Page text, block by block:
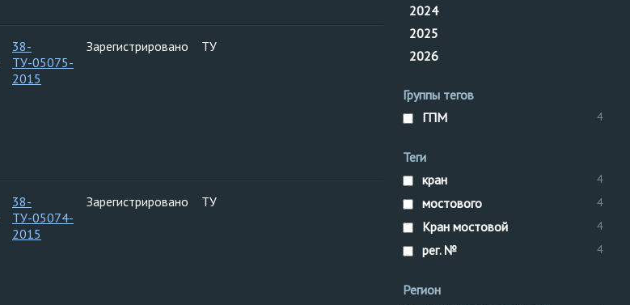
38-
ТУ-05075-
2015
Зарегистрировано ТУ
Кран мостовой
кран
рег. №
38-
ТУ-05074-
2015
Зарегистрировано ТУ
Кран мостовой
рег. №
2024
2025
2026
Группы тегов
ГПМ
4
Теги
кран
4
мостового 4
Кран мостовой 4
рег. № 4
Регион